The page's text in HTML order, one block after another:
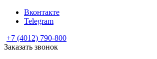
Вконтакте
Telegram
+7 (4012) 790-800
Заказать звонок